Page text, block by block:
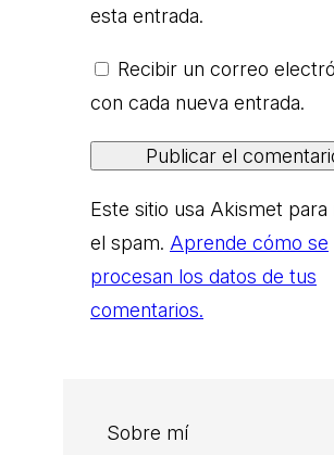
esta entrada.
Recibir un correo
con cada nueva entrada.
Este sitio usa Akismet
el spam. Aprende cómo se
procesan los datos de tus
comentarios.
Sobre mí